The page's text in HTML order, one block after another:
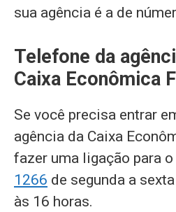
sua agência é a de
Telefone da
Caixa Econômica
Se você precisa entrar
agência da Caixa
fazer uma ligação para
1266 de segunda a
às 16 horas.